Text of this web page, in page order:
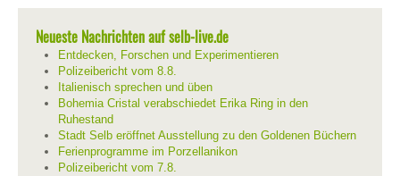
Neueste Nachrichten auf selb-live.de
Entdecken, Forschen und Experimentieren
Polizeibericht vom 8.8.
Italienisch sprechen und üben
Bohemia Cristal verabschiedet Erika Ring in den
Ruhestand
Stadt Selb eröffnet Ausstellung zu den Goldenen Büchern
Ferienprogramme im Porzellanikon
Polizeibericht vom 7.8.